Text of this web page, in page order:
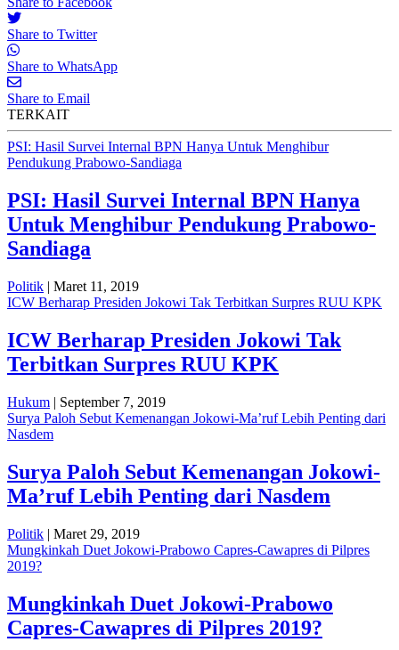
Share to Twitter
Share to WhatsApp
Share to Email
TERKAIT
PSI: Hasil Survei Internal BPN Hanya Untuk Menghibur
Pendukung Prabowo-Sandiaga
PSI: Hasil Survei Internal BPN Hanya
Untuk Menghibur Pendukung Prabowo-
Sandiaga
Politik | Maret 11, 2019
ICW Berharap Presiden Jokowi Tak Terbitkan Surpres RUU KPK
ICW Berharap Presiden Jokowi Tak
Terbitkan Surpres RUU KPK
Hukum | September 7, 2019
Surya Paloh Sebut Kemenangan Jokowi-Ma’ruf Lebih Penting dari
Nasdem
Surya Paloh Sebut Kemenangan Jokowi-
Ma’ruf Lebih Penting dari Nasdem
Politik | Maret 29, 2019
Mungkinkah Duet Jokowi-Prabowo Capres-Cawapres di Pilpres
2019?
Mungkinkah Duet Jokowi-Prabowo
Capres-Cawapres di Pilpres 2019?